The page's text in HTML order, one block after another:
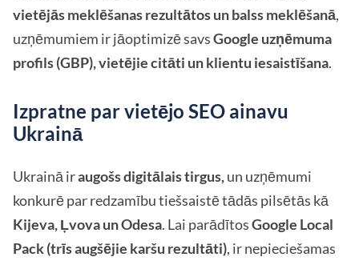
vietējās meklēšanas rezultātos un balss meklēšanā,
uzņēmumiem ir jāoptimizē savsGoogle uzņēmuma
profils (GBP), vietējie citāti un klientu iesaistīšana.
Izpratne par vietējo SEO ainavu
Ukrainā
Ukrainā iraugošs digitālais tirgus,un uzņēmumi
konkurē par redzamību tiešsaistē tādās pilsētās kā
Kijeva, Ļvova un Odesa. Lai parādītosGoogle Local
Pack (trīs augšējie karšu rezultāti), ir nepieciešamas